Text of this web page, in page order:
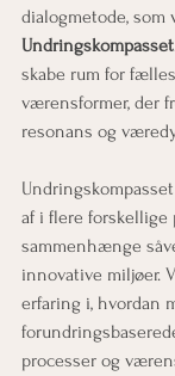
dialogmetode, som
Undringskompasset
skabe rum for
værensformer, der
resonans og
af i flere forskellige
sammenhænge
innovative miljøer.
erfaring i, hvordan
processer og